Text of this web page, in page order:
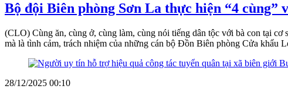
Bộ đội Biên phòng Sơn La thực hiện “4 cùng”
(CLO) Cùng ăn, cùng ở, cùng làm, cùng nói tiếng dân tộc với bà con tại
mà là tình cảm, trách nhiệm của những cán bộ Đồn Biên phòng Cửa khẩu
28/12/2025 00:10